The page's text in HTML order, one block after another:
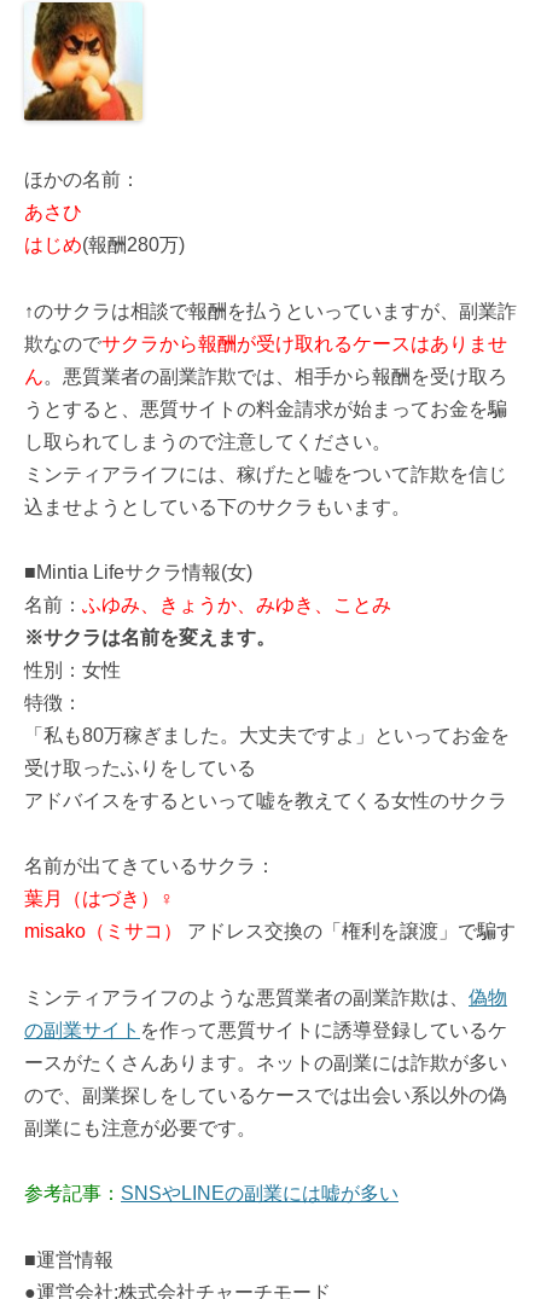
ほかの名前：
あさひ
はじめ(報酬280万)
↑のサクラは相談で報酬を払うといっていますが、副業詐
欺なのでサクラから報酬が受け取れるケースはありませ
ん。悪質業者の副業詐欺では、相手から報酬を受け取ろ
うとすると、悪質サイトの料金請求が始まってお金を騙
し取られてしまうので注意してください。
ミンティアライフには、稼げたと嘘をついて詐欺を信じ
込ませようとしている下のサクラもいます。
■Mintia Lifeサクラ情報(女)
名前： ふゆみ、きょうか、みゆき、ことみ
※サクラは名前を変えます。
性別：女性
特徴：
「私も80万稼ぎました。大丈夫ですよ」といってお金を
受け取ったふりをしている
アドバイスをするといって嘘を教えてくる女性のサクラ
名前が出てきているサクラ：
葉月（はづき）♀
misako（ミサコ）
アドレス交換の「権利を譲渡」で騙す
ミンティアライフのような悪質業者の副業詐欺は、 偽物
の副業サイト を作って悪質サイトに誘導登録しているケ
ースがたくさんあります。ネットの副業には詐欺が多い
ので、副業探しをしているケースでは出会い系以外の偽
副業にも注意が必要です。
参考記事： SNSやLINEの副業には嘘が多い
■運営情報
●運営会社:株式会社チャーチモード